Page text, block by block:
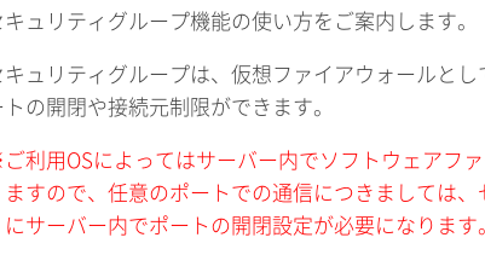
キュリティグループ機能の使い方をご案内します。
キュリティグループは、仮想ファイアウォールと
の開閉や接続元制限ができます。
利用OSによってはサーバー内でソフトウェアフ
ますので、任意のポートでの通信につきましては
にサーバー内でポートの開閉設定が必要になります。